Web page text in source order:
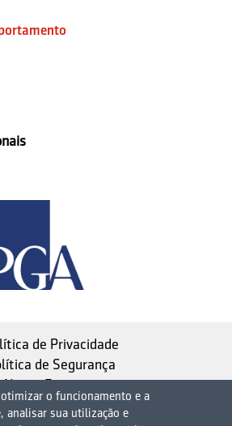
de Privacidade
de Segurança
Nosso Estatuto
o funcionamento e a
analisar sua utilização e